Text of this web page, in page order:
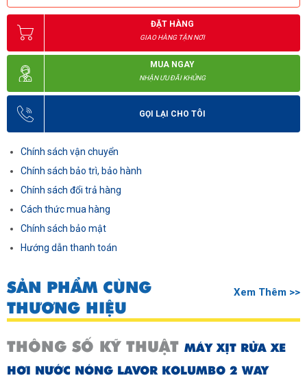
ĐẶT HÀNG
GIAO HÀNG TẬN NƠI
MUA NGAY
NHẬN ƯU ĐÃI KHỦNG
GỌI LẠI CHO TÔI
Chính sách vận chuyển
Chính sách bảo trì, bảo hành
Chính sách đổi trả hàng
Cách thức mua hàng
Chính sách bảo mật
Hướng dẫn thanh toán
SẢN PHẨM CÙNG
THƯƠNG HIỆU
Xem Thêm >>
THÔNG SỐ KỸ THUẬT MÁY XỊT RỬA XE
HƠI NƯỚC NÓNG LAVOR KOLUMBO 2 WAY